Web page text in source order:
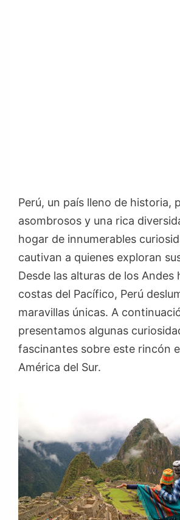
Perú, un país lleno de historia,
asombrosos y una rica
hogar de innumerables
cautivan a quienes exploran
Desde las alturas de los Andes
costas del Pacífico, Perú
maravillas únicas. A
presentamos algunas
fascinantes sobre este rincón
América del Sur.